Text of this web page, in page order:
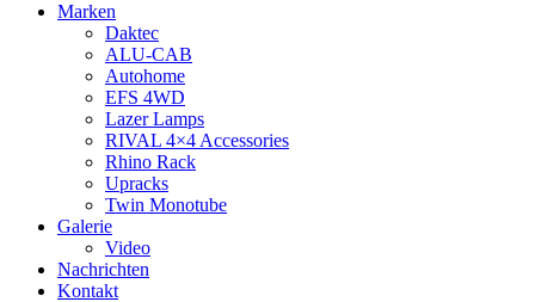
Marken
Daktec
ALU-CAB
Autohome
EFS 4WD
Lazer Lamps
RIVAL 4×4 Accessories
Rhino Rack
Upracks
Twin Monotube
Galerie
Video
Nachrichten
Kontakt